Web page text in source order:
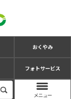
おくやみ
フォトサービス